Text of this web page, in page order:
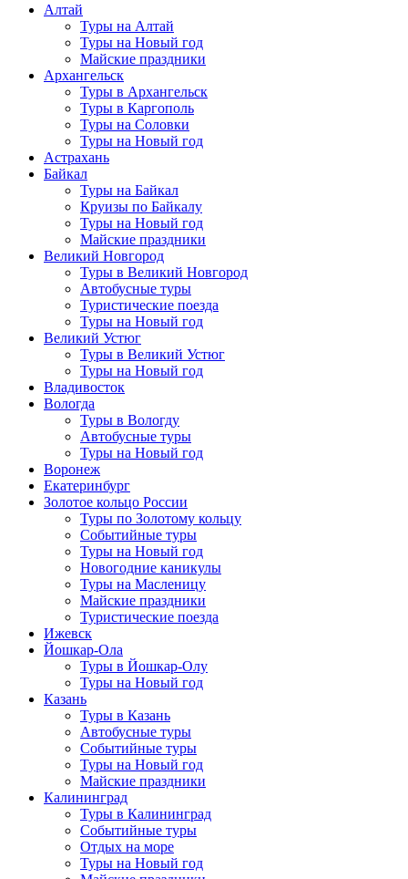
Алтай
Туры на Алтай
Туры на Новый год
Майские праздники
Архангельск
Туры в Архангельск
Туры в Каргополь
Туры на Соловки
Туры на Новый год
Астрахань
Байкал
Туры на Байкал
Круизы по Байкалу
Туры на Новый год
Майские праздники
Великий Новгород
Туры в Великий Новгород
Автобусные туры
Туристические поезда
Туры на Новый год
Великий Устюг
Туры в Великий Устюг
Туры на Новый год
Владивосток
Вологда
Туры в Вологду
Автобусные туры
Туры на Новый год
Воронеж
Екатеринбург
Золотое кольцо России
Туры по Золотому кольцу
Событийные туры
Туры на Новый год
Новогодние каникулы
Туры на Масленицу
Майские праздники
Туристические поезда
Ижевск
Йошкар-Ола
Туры в Йошкар-Олу
Туры на Новый год
Казань
Туры в Казань
Автобусные туры
Событийные туры
Туры на Новый год
Майские праздники
Калининград
Туры в Калининград
Событийные туры
Отдых на море
Туры на Новый год